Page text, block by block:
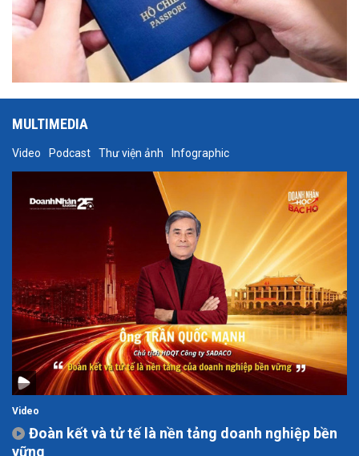
MULTIMEDIA
Video Podcast Thư viện ảnh Infographic
Video
Đoàn kết và tử tế là nền tảng doanh nghiệp bền
vững